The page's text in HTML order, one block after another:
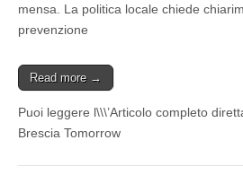
mensa. La politica locale chiede
prevenzione
Read more →
Puoi leggere l\\\’Articolo completo
Brescia Tomorrow